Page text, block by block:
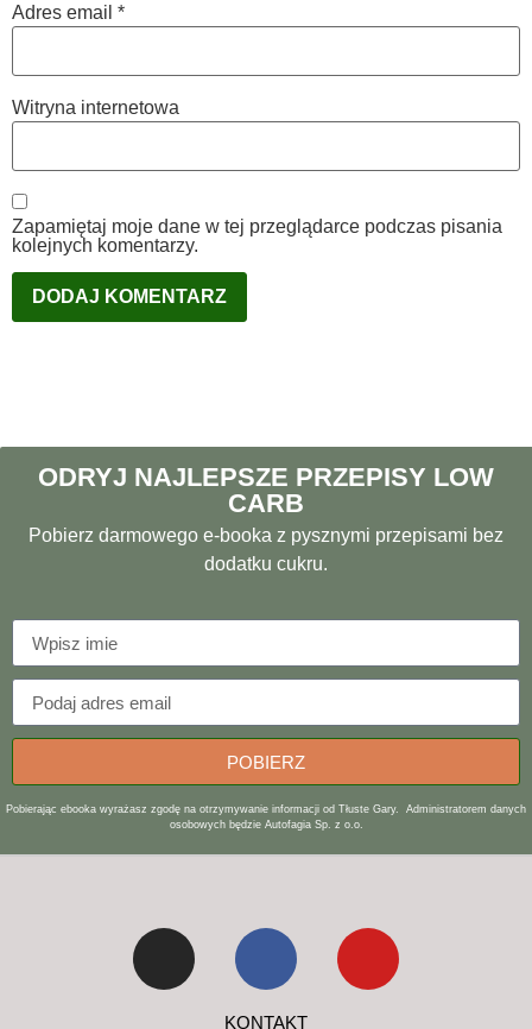
Adres email *
Witryna internetowa
Zapamiętaj moje dane w tej przeglądarce podczas pisania
kolejnych komentarzy.
ODRYJ NAJLEPSZE PRZEPISY LOW
CARB
Pobierz darmowego e-booka z pysznymi przepisami bez
dodatku cukru.
POBIERZ
Pobierając ebooka wyrażasz zgodę na otrzymywanie informacji od Tłuste Gary. Administratorem danych
osobowych będzie Autofagia Sp. z o.o.
KONTAKT